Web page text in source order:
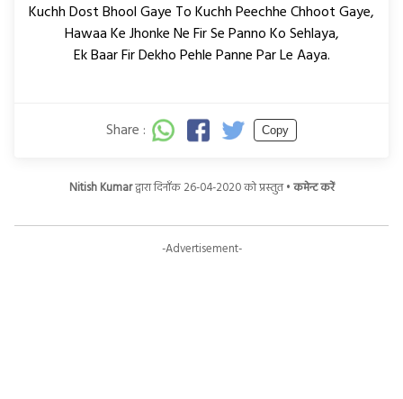
Kuchh Dost Bhool Gaye To Kuchh Peechhe Chhoot Gaye,
Hawaa Ke Jhonke Ne Fir Se Panno Ko Sehlaya,
Ek Baar Fir Dekho Pehle Panne Par Le Aaya.
Share : Copy
Nitish Kumarद्वारा दिनाँक 26-04-2020 को प्रस्तुत •कमेन्ट करें
-Advertisement-